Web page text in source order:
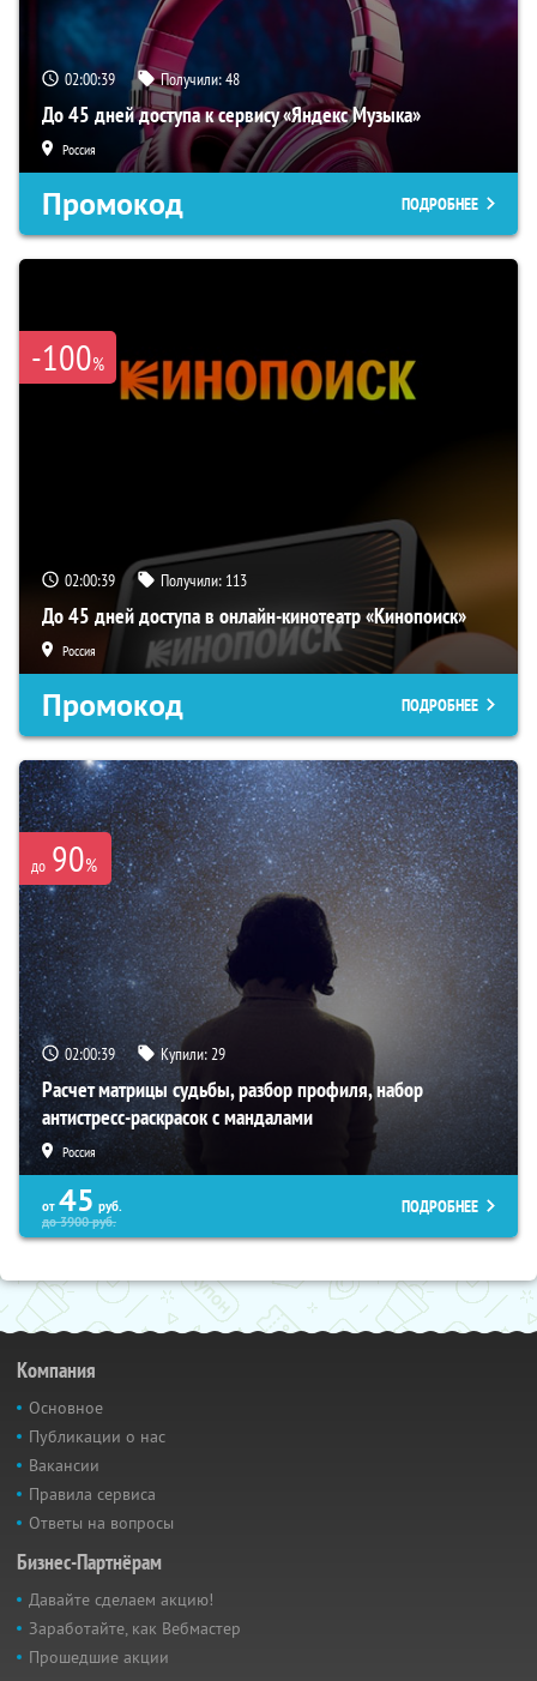
02:00:38 Получили:48
До 45 дней доступа к сервису «Яндекс Музыка»
Россия
Промокод ПОДРОБНЕЕ
-100%
02:00:38 Получили: 113
До 45 дней доступа в онлайн-кинотеатр «Кинопоиск»
Россия
Промокод ПОДРОБНЕЕ
до 90%
02:00:38 Купили:29
Расчет матрицы судьбы, разбор профиля, набор
антистресс-раскрасок с мандалами
Россия
от 45 руб.
до3900руб.
ПОДРОБНЕЕ
Компания
Основное
Публикации о нас
Вакансии
Правила сервиса
Ответы на вопросы
Бизнес-Партнёрам
Давайте сделаем акцию!
Заработайте, как Вебмастер
Прошедшие акции